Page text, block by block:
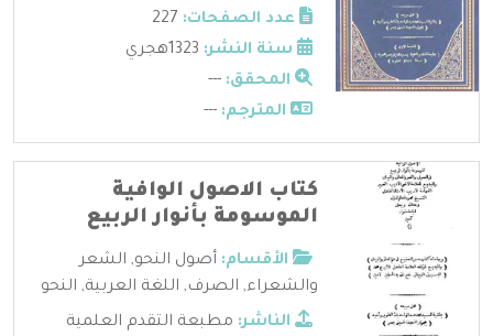
عدد الصفحات:
سنة النشر:
المحقق: ---
المترجم: ---
كتاب الاصول الوافية
الموسومة بأنوار الربيع
الأقسام: أصول النحو, الشعر
والشعراء, الصرف, اللغة العربية, النحو
الناشر: مطبعة التقدم العلمية